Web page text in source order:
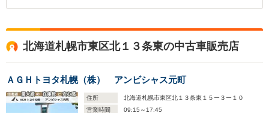
北海道札幌市東区北１３条東の中古車販売店
ＡＧＨトヨタ札幌（株） アンビシャス元町
住所
北海道札幌市東区北１３条東１５ー３ー１０
営業時間
09:15～17:45